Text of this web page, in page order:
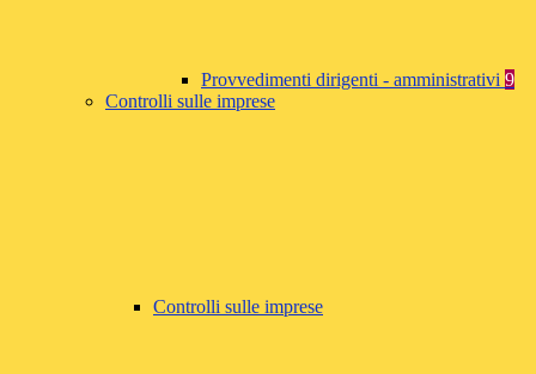
Provvedimenti dirigenti - amministrativi 9
Controlli sulle imprese
Controlli sulle imprese